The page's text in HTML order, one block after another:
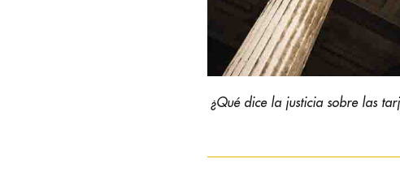
¿Qué dice la justicia sobre las